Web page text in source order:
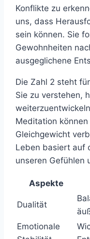
Konflikte zu
uns, dass
sein können. Sie
Gewohnheiten
ausgeglichene
Die Zahl 2 steht
Sie zu verstehen,
Meditation
Gleichgewicht
Leben basiert auf
unseren Gefühlen
Aspekte
Dualität
Emotionale